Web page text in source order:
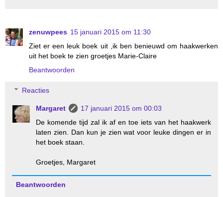
zenuwpees 15 januari 2015 om 11:30
Ziet er een leuk boek uit ,ik ben benieuwd om haakwerken
uit het boek te zien groetjes Marie-Claire
Beantwoorden
Reacties
Margaret
17 januari 2015 om 00:03
De komende tijd zal ik af en toe iets van het haakwerk
laten zien. Dan kun je zien wat voor leuke dingen er in
het boek staan.
Groetjes, Margaret
Beantwoorden